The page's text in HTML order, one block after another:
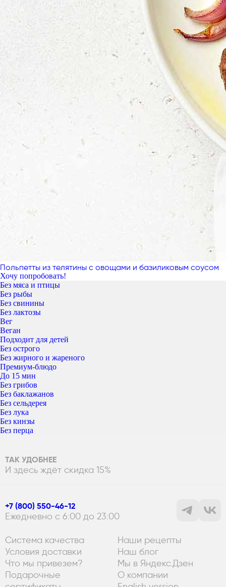
Польпетты из телятины с овощами и базиликовым соусом
Хочу попробовать!
Без мяса и птицы
Без рыбы
Без свинины
Без лактозы
Вег
Веган
Подходит для детей
Без острого
Без жирного и жареного
Премиум-блюдо
До 15 мин
Без грибов
Без баклажанов
Без сельдерея
Без лука
Без кинзы
Без перца
ТАК УДОБНЕЕ
И здесь ждёт скидка 15%
+7 (800) 550-46-12
Ежедневно с 6:00 до 23:00
Система качества
Условия доставки
Что мы привезем?
Подарочные
Наши рецепты
Наш блог
Мы в Яндекс.Дзен
О компании